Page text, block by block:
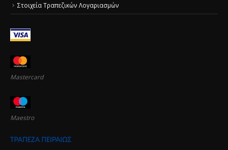
Στοιχεία Τραπεζικών Λογαριασμών
Mastercard
Maestro